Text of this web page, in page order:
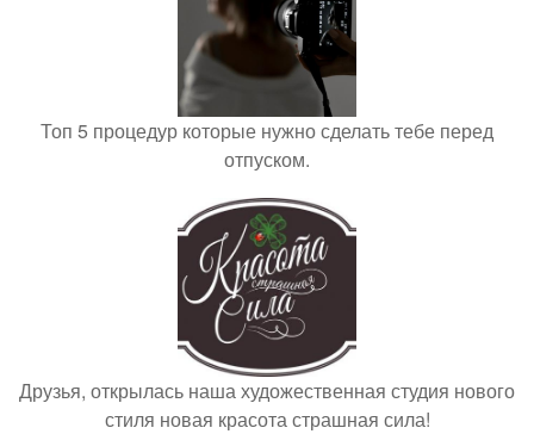
Топ 5 процедур которые нужно сделать тебе перед
отпуском.
Друзья, открылась наша художественная студия нового
стиля новая красота страшная сила!